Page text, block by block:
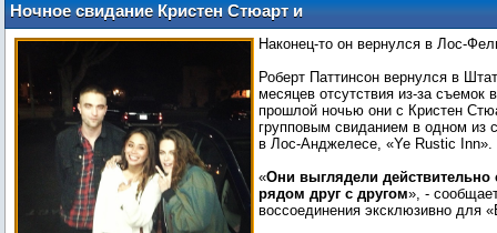
Ночное свидание Кристен Стюарт и
Роберта Паттинсон: Эксклюзивные
Наконец-то он вернулся в Лос-
Роберт Паттинсон вернулся в
месяцев отсутствия из-за съемок
прошлой ночью они с Кристен
групповым свиданием в одном из
в Лос-Анджелесе, «Ye Rustic Inn».
«Они выглядели
рядом друг с другом», -
воссоединения эксклюзивно для